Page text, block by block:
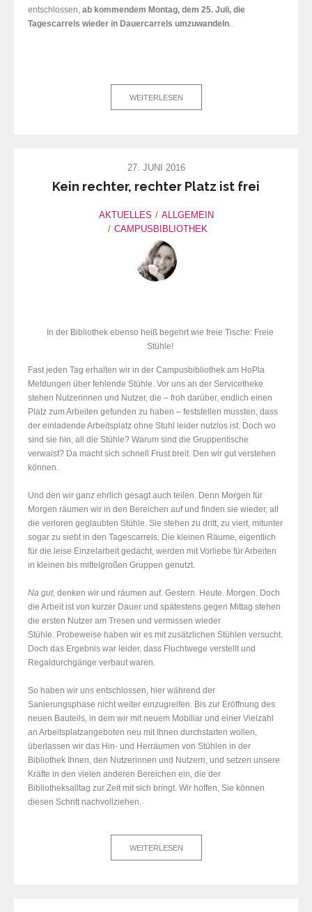
entschlossen, ab kommendem Montag, dem 25. Juli, die
Tagescarrels wieder in Dauercarrels umzuwandeln.
WEITERLESEN
27. JUNI 2016
Kein rechter, rechter Platz ist frei
AKTUELLES
ALLGEMEIN
CAMPUSBIBLIOTHEK
In der Bibliothek ebenso heiß begehrt wie freie Tische: Freie
Stühle!
Fast jeden Tag erhalten wir in der Campusbibliothek am HoPla
Meldungen über fehlende Stühle. Vor uns an der Servicetheke
stehen Nutzerinnen und Nutzer, die – froh darüber, endlich einen
Platz zum Arbeiten gefunden zu haben – feststellen mussten, dass
der einladende Arbeitsplatz ohne Stuhl leider nutzlos ist. Doch wo
sind sie hin, all die Stühle? Warum sind die Gruppentische
verwaist? Da macht sich schnell Frust breit. Den wir gut verstehen
können.
Und den wir ganz ehrlich gesagt auch teilen. Denn Morgen für
Morgen räumen wir in den Bereichen auf und finden sie wieder, all
die verloren geglaubten Stühle. Sie stehen zu dritt, zu viert, mitunter
sogar zu siebt in den Tagescarrels. Die kleinen Räume, eigentlich
für die leise Einzelarbeit gedacht, werden mit Vorliebe für Arbeiten
in kleinen bis mittelgroßen Gruppen genutzt.
Na gut, denken wir und räumen auf. Gestern. Heute. Morgen. Doch
die Arbeit ist von kurzer Dauer und spätestens gegen Mittag stehen
die ersten Nutzer am Tresen und vermissen wieder
Stühle. Probeweise haben wir es mit zusätzlichen Stühlen versucht.
Doch das Ergebnis war leider, dass Fluchtwege verstellt und
Regaldurchgänge verbaut waren.
So haben wir uns entschlossen, hier während der
Sanierungsphase nicht weiter einzugreifen. Bis zur Eröffnung des
neuen Bauteils, in dem wir mit neuem Mobiliar und einer Vielzahl
an Arbeitsplatzangeboten neu mit Ihnen durchstarten wollen,
überlassen wir das Hin- und Herräumen von Stühlen in der
Bibliothek Ihnen, den Nutzerinnen und Nutzern, und setzen unsere
Kräfte in den vielen anderen Bereichen ein, die der
Bibliotheksalltag zur Zeit mit sich bringt. Wir hoffen, Sie können
diesen Schritt nachvollziehen.
WEITERLESEN